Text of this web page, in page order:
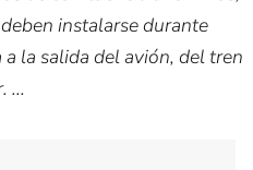
instalarse durante
la salida del avión, del tren
...